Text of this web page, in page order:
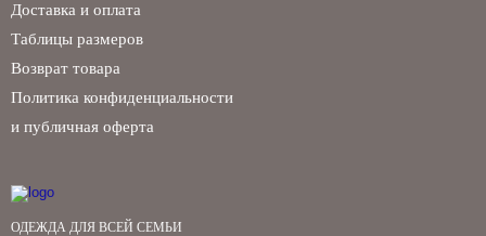
ОДЕЖДА ДЛЯ ВСЕЙ СЕМЬИ
Доставка и оплата
Таблицы размеров
Возврат товара
Политика конфиденциальности
и публичная оферта